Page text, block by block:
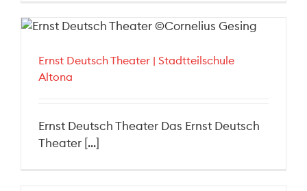
Ernst Deutsch Theater | Stadtteilschule
Altona
Ernst Deutsch Theater Das Ernst Deutsch
Theater [...]